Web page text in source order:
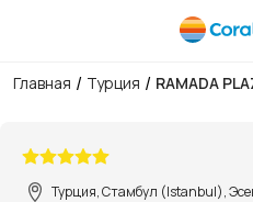
Главная / Турция / RAMADA
Турция, Стамбул (Istanbul),